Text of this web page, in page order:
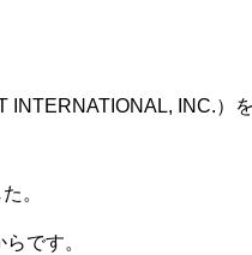
INC.）
。
です。